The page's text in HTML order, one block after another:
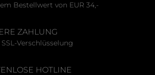
Bestellwert von EUR 34,-
ZAHLUNG
Verschlüsselung
HOTLINE